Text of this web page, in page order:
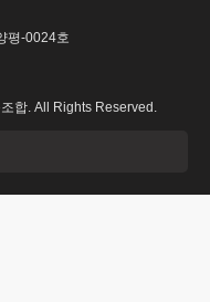
평-0024호
합. All Rights Reserved.